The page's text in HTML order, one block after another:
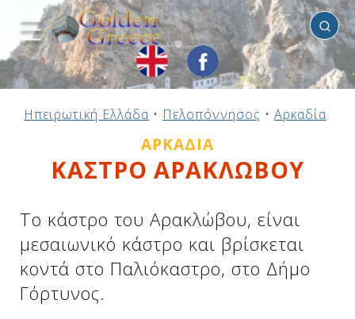
Προηγούμενο
Ελλάδα
Προηγούμενο
Αργοσαρωνικός
Προηγούμενο
B. & Α. Αιγαίο
Προηγούμενο
Δωδεκάνησα
Προηγούμενο
Ιόνια Νησιά
Προηγούμενο
Κρήτη
Προηγούμενο
Κυκλάδες
Προηγούμενο
Σποράδες
Προηγούμενο
Ελλάδα
Προηγούμενο
Ήπειρος
Προηγούμενο
Θεσσαλία
Προηγούμενο
Θράκη
Προηγούμενο
Μακεδονία
Προηγούμενο
Πελοπόννησος
Προηγούμενο
Στερεά Ελλάδα
Αρκαδία
Ηπειρωτική Ελλάδα • Πελοπόννησος •Αρκαδία
ΑΡΚΑΔΊΑ
ΚΑΣΤΡΟ ΑΡΑΚΛΩΒΟΥ
Το κάστρο του Αρακλώβου, είναι
μεσαιωνικό κάστρο και βρίσκεται
κοντά στο Παλιόκαστρο, στο Δήμο
Γόρτυνος.